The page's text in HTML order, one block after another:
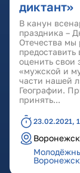
диктант»
В канун
праздника –
Отечества мы
оценить свои
«мужской и
части нашей
Географии.
принять...
23.02.2021,